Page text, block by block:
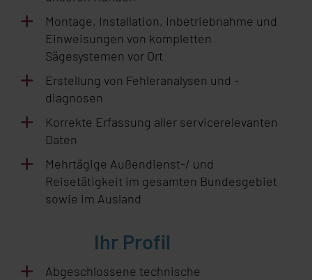
Montage, Installation, Inbetriebnahme und
Einweisungen von kompletten
Sägesystemen vor Ort
Erstellung von Fehleranalysen und -
diagnosen
Korrekte Erfassung aller servicerelevanten
Daten
Mehrtägige Außendienst-/ und
Reisetätigkeit im gesamten Bundesgebiet
sowie im Ausland
Ihr Profil
Abgeschlossene technische